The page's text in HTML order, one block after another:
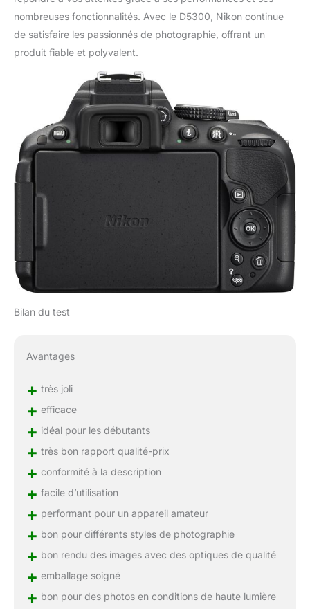
nombreuses fonctionnalités. Avec le D5300, Nikon continue
de satisfaire les passionnés de photographie, offrant un
produit fiable et polyvalent.
Bilan du test
Avantages
+ très joli
+ efficace
+ idéal pour les débutants
+ très bon rapport qualité-prix
+ conformité à la description
+ facile d’utilisation
+ performant pour un appareil amateur
+ bon pour différents styles de photographie
+ bon rendu des images avec des optiques de qualité
+ emballage soigné
+ bon pour des photos en conditions de haute lumière